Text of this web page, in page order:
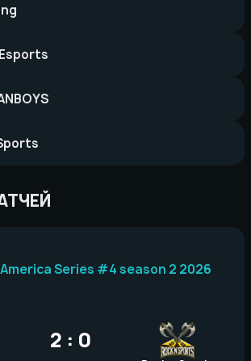
2 : 0
CCT South America Series #4 season 2 2026